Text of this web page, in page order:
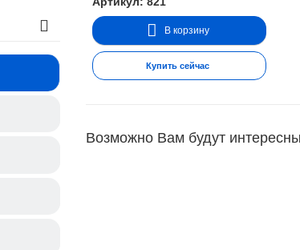
В корзину
Купить сейчас
Возможно Вам будут